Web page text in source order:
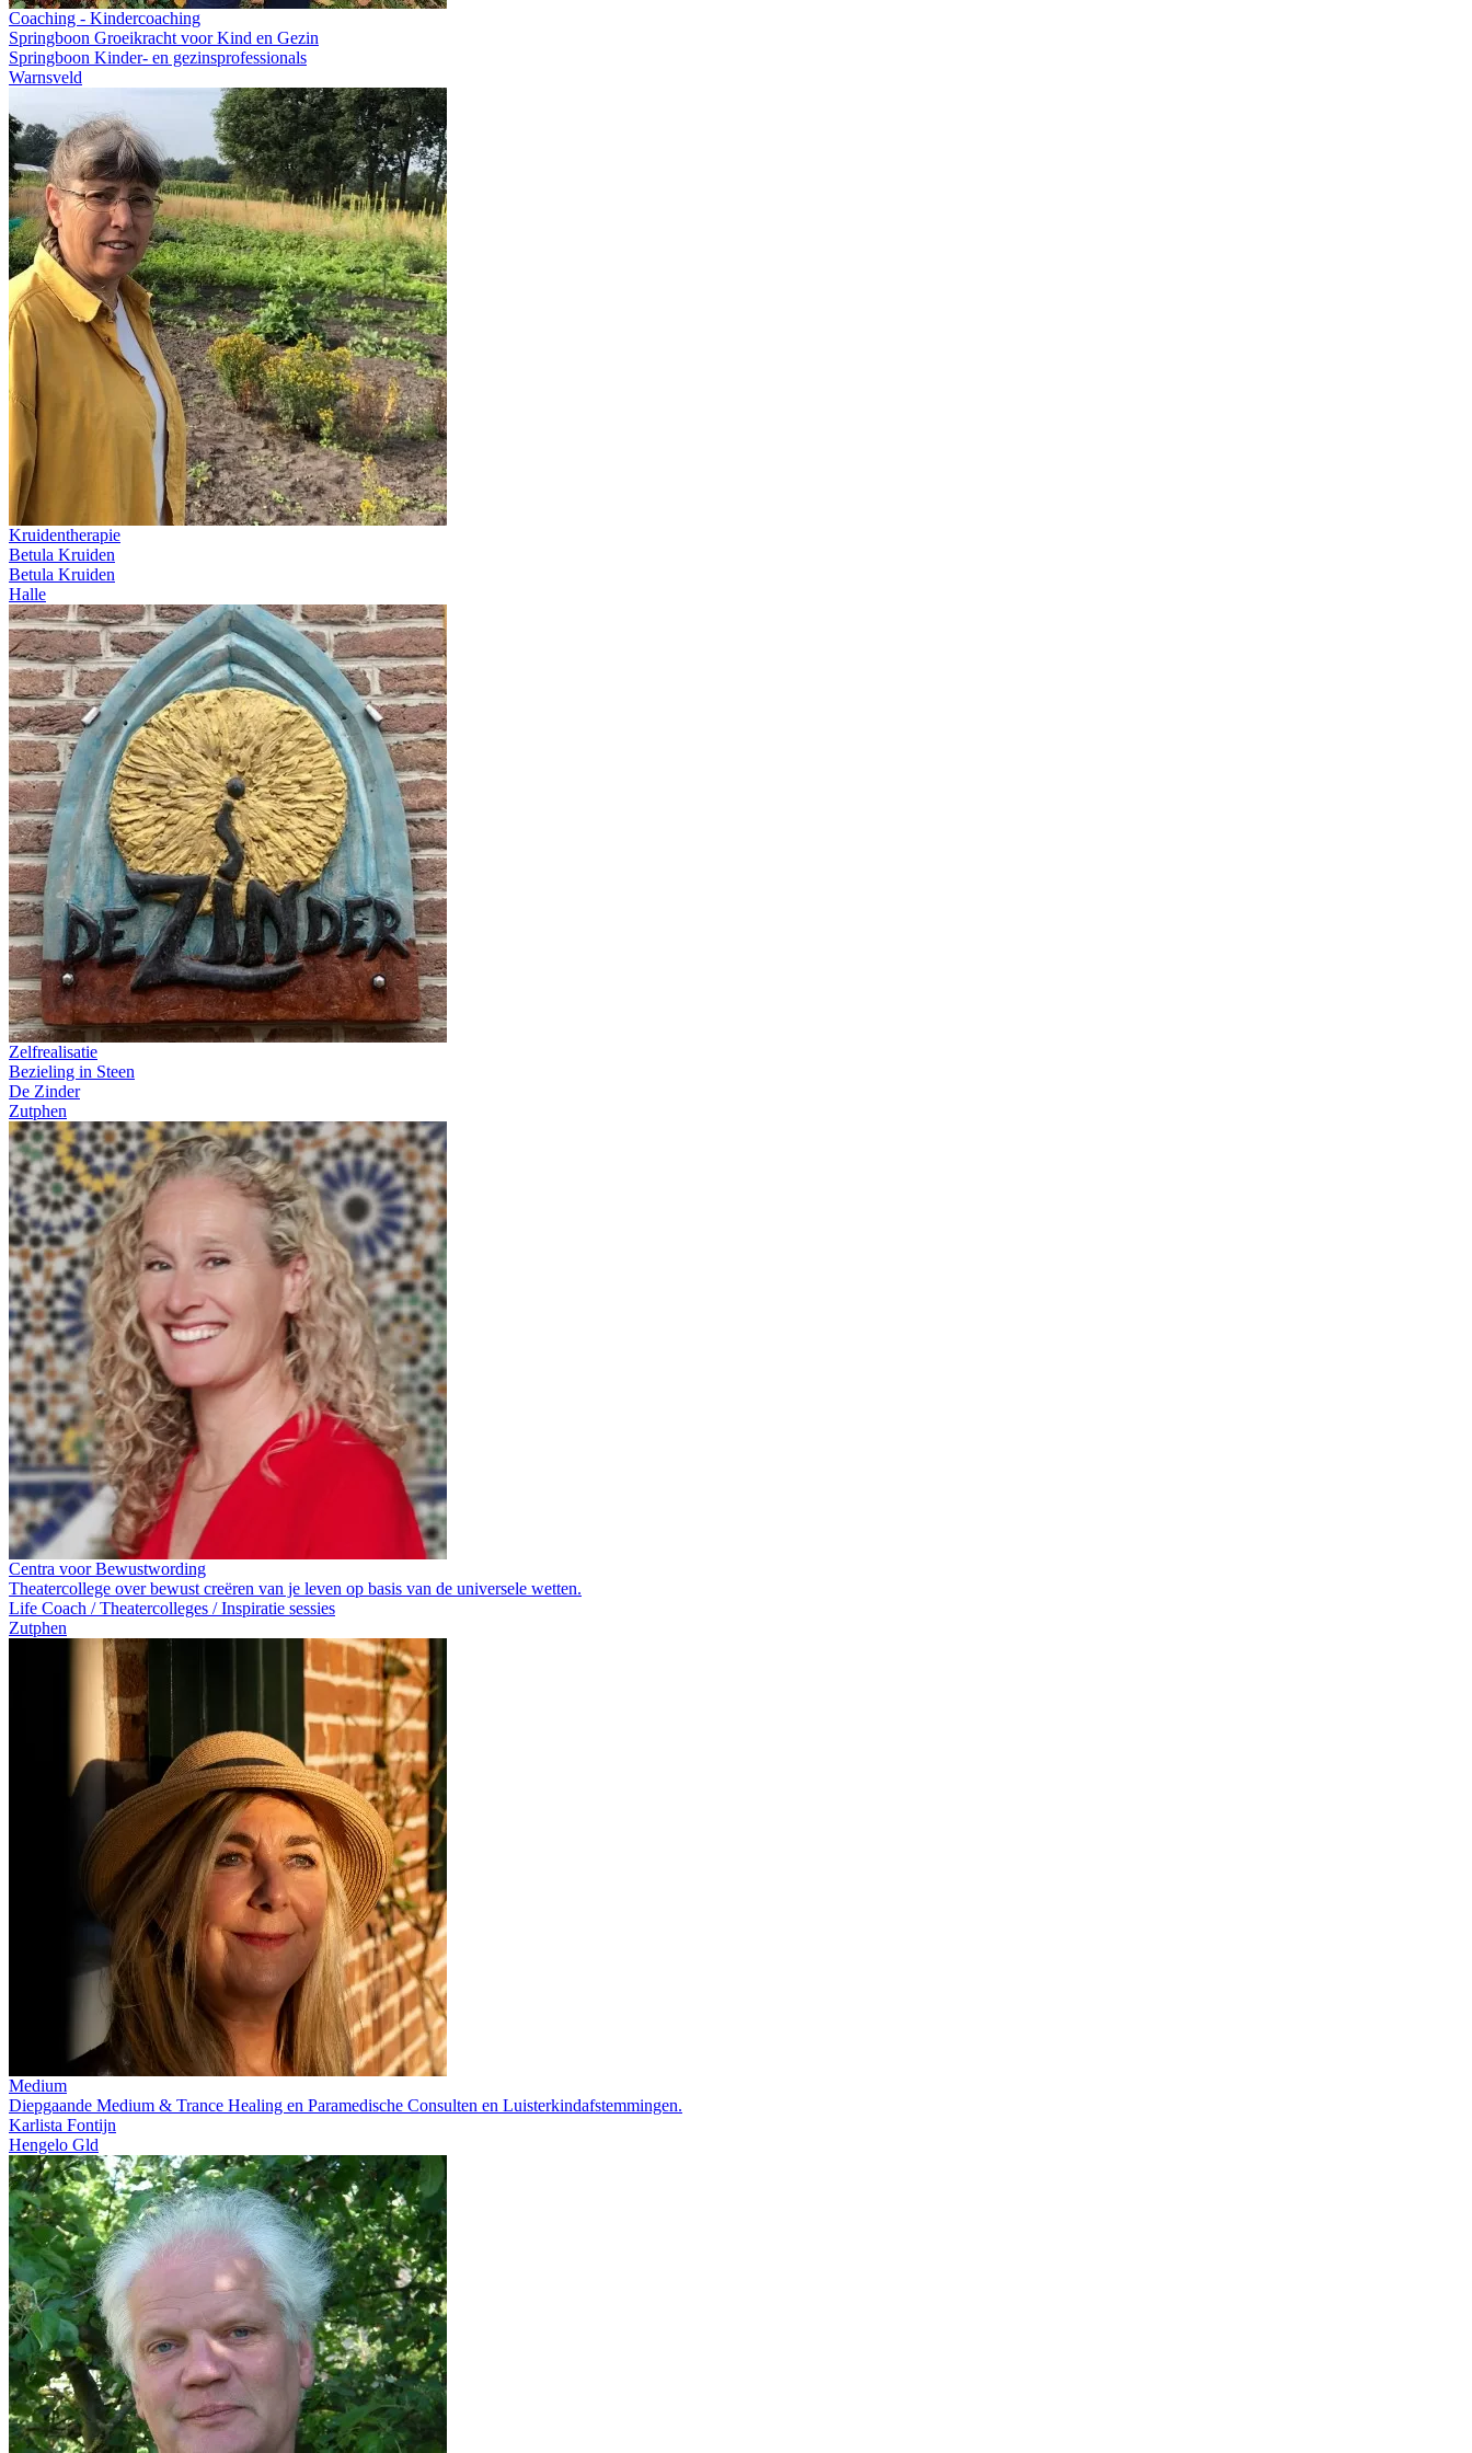
Coaching - Kindercoaching
Springboon Groeikracht voor Kind en Gezin
Springboon Kinder- en gezinsprofessionals
Warnsveld
Kruidentherapie
Betula Kruiden
Betula Kruiden
Halle
Zelfrealisatie
Bezieling in Steen
De Zinder
Zutphen
Centra voor Bewustwording
Theatercollege over bewust creëren van je leven op basis van de universele wetten.
Life Coach / Theatercolleges / Inspiratie sessies
Zutphen
Medium
Diepgaande Medium & Trance Healing en Paramedische Consulten en Luisterkindafstemmingen.
Karlista Fontijn
Hengelo Gld